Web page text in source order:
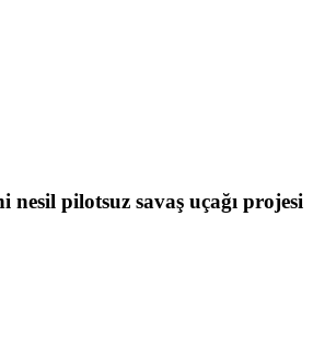
nesil pilotsuz savaş uçağı projesi